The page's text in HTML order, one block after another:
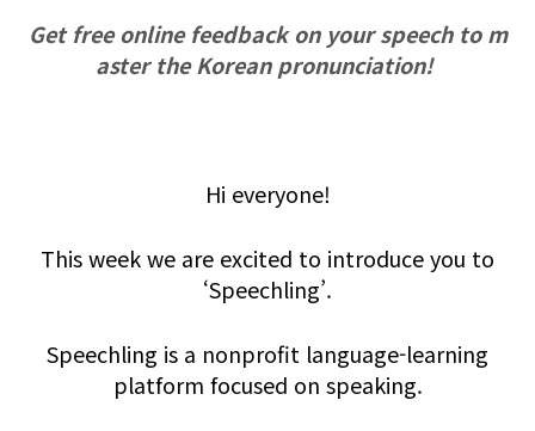
Get free online feedback on your speech to m
aster the Korean pronunciation!
Hi everyone!
This week we are excited to introduce you to
‘Speechling’.
Speechling is a nonprofit language-learning
platform focused on speaking.